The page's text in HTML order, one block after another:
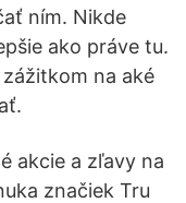
ním. Nikde
ako práve tu.
na aké
akcie a zľavy na
značiek Tru